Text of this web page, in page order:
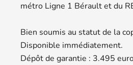
métro Ligne 1 Bérault et du
Bien soumis au statut de la
Disponible immédiatement.
Dépôt de garantie : 3.495